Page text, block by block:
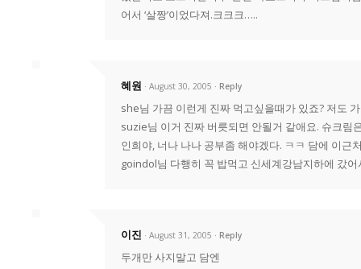
어서 ‘살짱’이었다져.크크크…..
혜원 · August 30, 2005 Reply
she님 가끔 이런게 진짜 먹고싶을때가 있죠? 저도
suzie님 이거 진짜 버릇되면 안될거 같애요. 슈크림
인희야, 너나 나나 공부좀 해야겠다. ㅋㅋ 담에 이근
goindol님 다행히 꼭 밥먹고 신세계강남지하에 갔
이진 · August 31, 2005 Reply
두개만 사지말고 담엔